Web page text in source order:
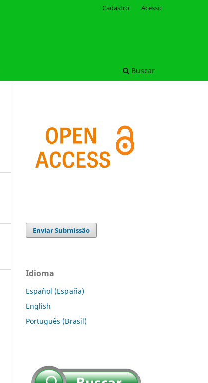
Buscar
Cadastro Acesso
Enviar Submissão
Idioma
Español (España)
English
Português (Brasil)